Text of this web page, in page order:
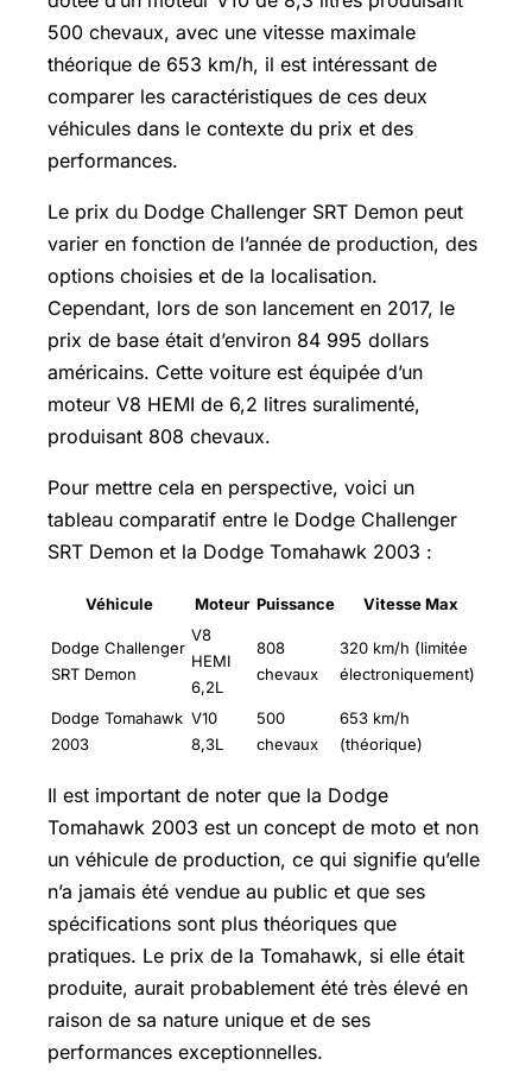
500 chevaux, avec une vitesse maximale
théorique de 653 km/h, il est intéressant de
comparer les caractéristiques de ces deux
véhicules dans le contexte du prix et des
performances.
Le prix du Dodge Challenger SRT Demon peut
varier en fonction de l’année de production, des
options choisies et de la localisation.
Cependant, lors de son lancement en 2017, le
prix de base était d’environ 84 995 dollars
américains. Cette voiture est équipée d’un
moteur V8 HEMI de 6,2 litres suralimenté,
produisant 808 chevaux.
Pour mettre cela en perspective, voici un
tableau comparatif entre le Dodge Challenger
SRT Demon et la Dodge Tomahawk 2003 :
Véhicule Moteur Puissance Vitesse Max
Dodge Challenger
SRT Demon
V8
HEMI
6,2L
808
chevaux
320 km/h (limitée
électroniquement)
Dodge Tomahawk
2003
V10
8,3L
500
chevaux
653 km/h
(théorique)
Il est important de noter que la Dodge
Tomahawk 2003 est un concept de moto et non
un véhicule de production, ce qui signifie qu’elle
n’a jamais été vendue au public et que ses
spécifications sont plus théoriques que
pratiques. Le prix de la Tomahawk, si elle était
produite, aurait probablement été très élevé en
raison de sa nature unique et de ses
performances exceptionnelles.